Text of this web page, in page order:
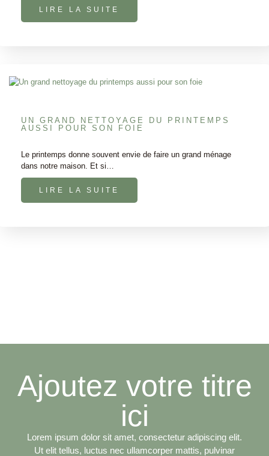
LIRE LA SUITE
UN GRAND NETTOYAGE DU PRINTEMPS
AUSSI POUR SON FOIE
Le printemps donne souvent envie de faire un grand ménage
dans notre maison. Et si…
LIRE LA SUITE
Ajoutez votre titre
ici
Lorem ipsum dolor sit amet, consectetur adipiscing elit.
Ut elit tellus, luctus nec ullamcorper mattis, pulvinar